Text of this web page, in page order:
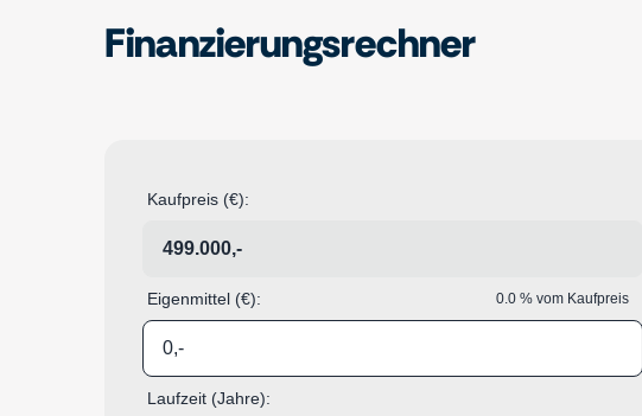
Finanzierungsrechner